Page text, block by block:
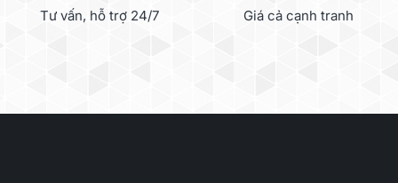
Tư vấn, hỗ trợ 24/7 Giá cả cạnh tranh